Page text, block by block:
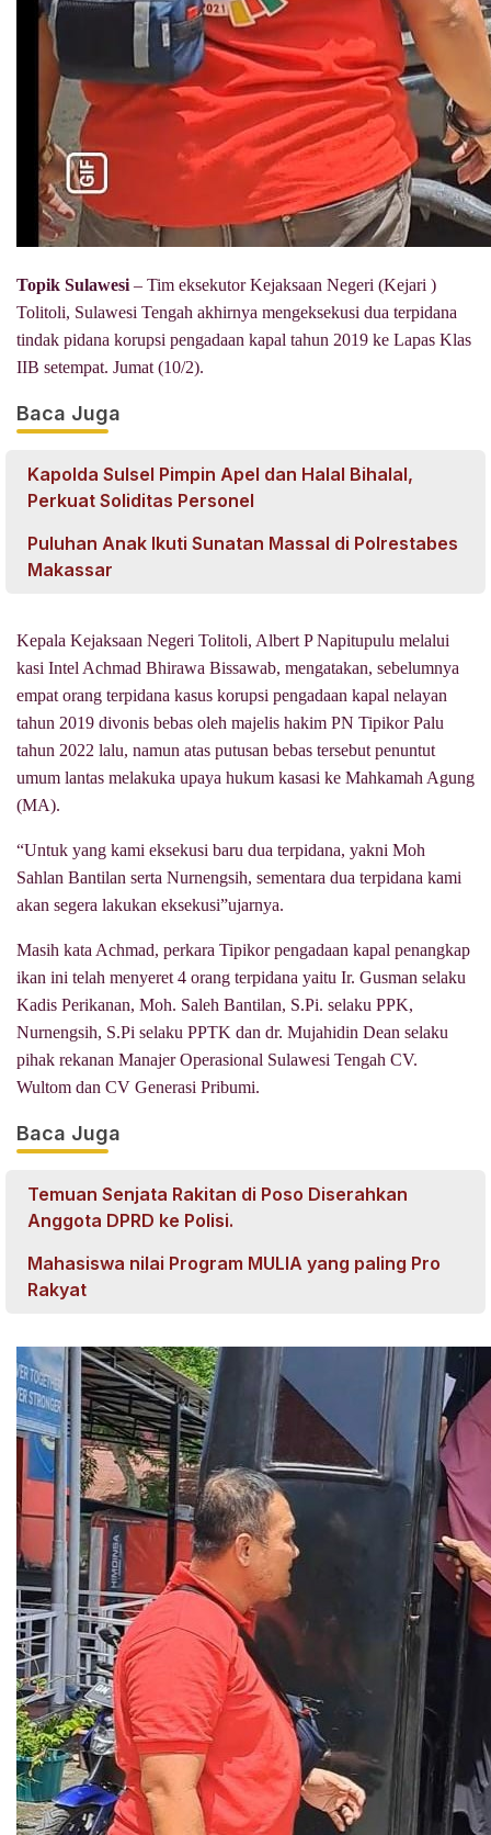
Topik Sulawesi – Tim eksekutor Kejaksaan Negeri (Kejari )
Tolitoli, Sulawesi Tengah akhirnya mengeksekusi dua terpidana
tindak pidana korupsi pengadaan kapal tahun 2019 ke Lapas Klas
IIB setempat. Jumat (10/2).
Baca Juga
Kapolda Sulsel Pimpin Apel dan Halal Bihalal,
Perkuat Soliditas Personel
Puluhan Anak Ikuti Sunatan Massal di Polrestabes
Makassar
Kepala Kejaksaan Negeri Tolitoli, Albert P Napitupulu melalui
kasi Intel Achmad Bhirawa Bissawab, mengatakan, sebelumnya
empat orang terpidana kasus korupsi pengadaan kapal nelayan
tahun 2019 divonis bebas oleh majelis hakim PN Tipikor Palu
tahun 2022 lalu, namun atas putusan bebas tersebut penuntut
umum lantas melakuka upaya hukum kasasi ke Mahkamah Agung
(MA).
“Untuk yang kami eksekusi baru dua terpidana, yakni Moh
Sahlan Bantilan serta Nurnengsih, sementara dua terpidana kami
akan segera lakukan eksekusi”ujarnya.
Masih kata Achmad, perkara Tipikor pengadaan kapal penangkap
ikan ini telah menyeret 4 orang terpidana yaitu Ir. Gusman selaku
Kadis Perikanan, Moh. Saleh Bantilan, S.Pi. selaku PPK,
Nurnengsih, S.Pi selaku PPTK dan dr. Mujahidin Dean selaku
pihak rekanan Manajer Operasional Sulawesi Tengah CV.
Wultom dan CV Generasi Pribumi.
Baca Juga
Temuan Senjata Rakitan di Poso Diserahkan
Anggota DPRD ke Polisi.
Mahasiswa nilai Program MULIA yang paling Pro
Rakyat